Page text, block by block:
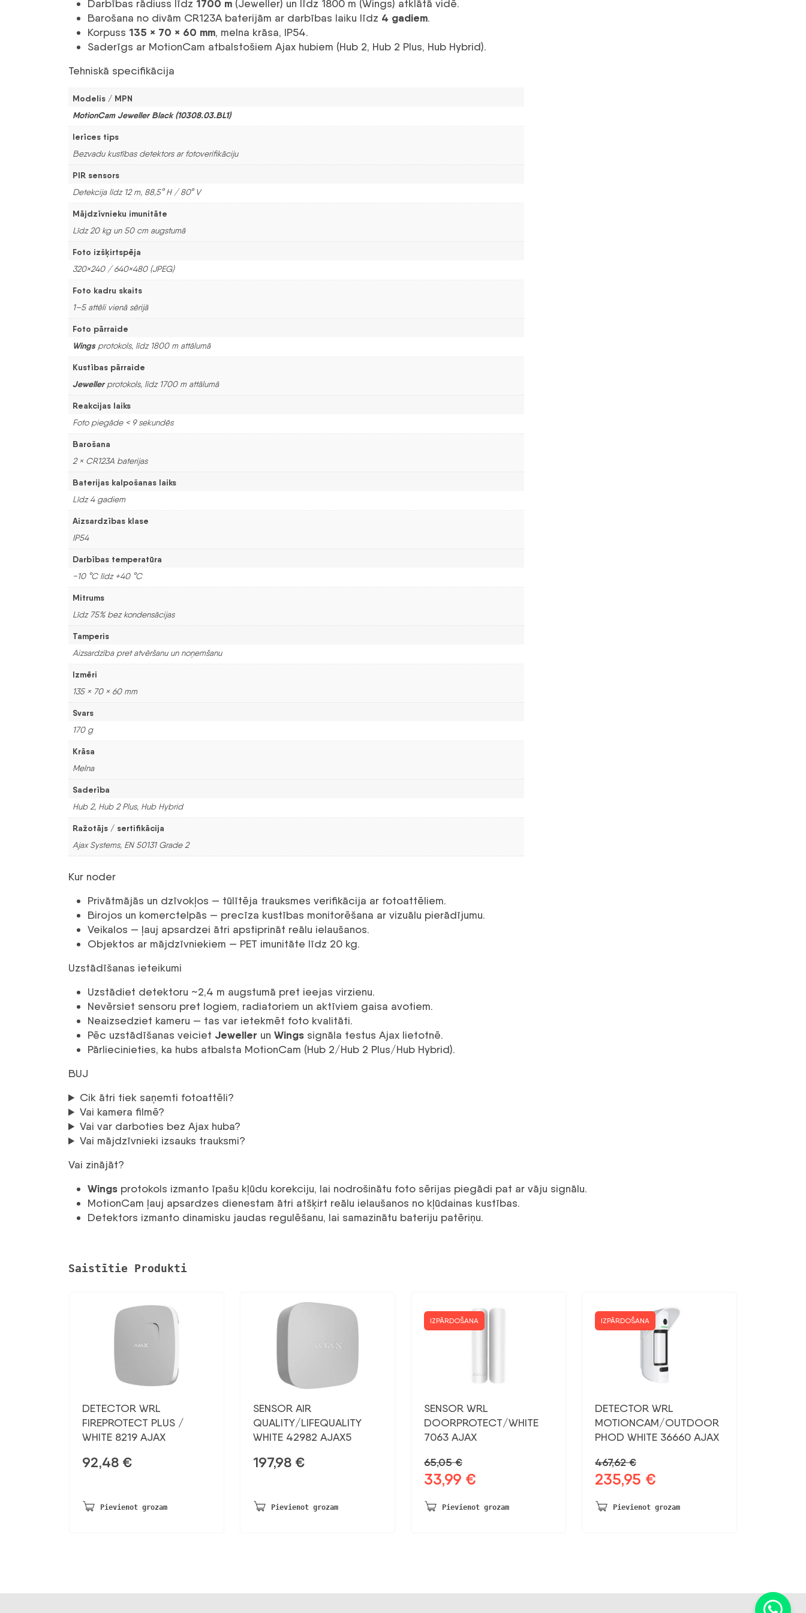
Darbības rādiuss līdz 1700 m (Jeweller) un līdz 1800 m (Wings) atklātā vidē.
Barošana no divām CR123A baterijām ar darbības laiku līdz 4 gadiem.
Korpuss 135 × 70 × 60 mm, melna krāsa, IP54.
Saderīgs ar MotionCam atbalstošiem Ajax hubiem (Hub 2, Hub 2 Plus, Hub Hybrid).
Tehniskā specifikācija
Modelis / MPN
MotionCam Jeweller Black (10308.03.BL1)
Ierīces tips
Bezvadu kustības detektors ar fotoverifikāciju
PIR sensors
Detekcija līdz 12 m, 88,5° H / 80° V
Mājdzīvnieku imunitāte
Līdz 20 kg un 50 cm augstumā
Foto izšķirtspēja
320×240 / 640×480 (JPEG)
Foto kadru skaits
1–5 attēli vienā sērijā
Foto pārraide
Wingsprotokols, līdz 1800 m attālumā
Kustības pārraide
Jewellerprotokols, līdz 1700 m attālumā
Reakcijas laiks
Foto piegāde < 9 sekundēs
Barošana
2 × CR123A baterijas
Baterijas kalpošanas laiks
Līdz 4 gadiem
Aizsardzības klase
IP54
Darbības temperatūra
−10 °C līdz +40 °C
Mitrums
Līdz 75% bez kondensācijas
Tamperis
Aizsardzība pret atvēršanu un noņemšanu
Izmēri
135 × 70 × 60 mm
Svars
170 g
Krāsa
Melna
Saderība
Hub 2, Hub 2 Plus, Hub Hybrid
Ražotājs / sertifikācija
Ajax Systems, EN 50131 Grade 2
Kur noder
Privātmājās un dzīvokļos — tūlītēja trauksmes verifikācija ar fotoattēliem.
Birojos un komerctelpās — precīza kustības monitorēšana ar vizuālu pierādījumu.
Veikalos — ļauj apsardzei ātri apstiprināt reālu ielaušanos.
Objektos ar mājdzīvniekiem — PET imunitāte līdz 20 kg.
Uzstādīšanas ieteikumi
Uzstādiet detektoru ~2,4 m augstumā pret ieejas virzienu.
Nevērsiet sensoru pret logiem, radiatoriem un aktīviem gaisa avotiem.
Neaizsedziet kameru — tas var ietekmēt foto kvalitāti.
Pēc uzstādīšanas veiciet Jeweller un Wings signāla testus Ajax lietotnē.
Pārliecinieties, ka hubs atbalsta MotionCam (Hub 2/Hub 2 Plus/Hub Hybrid).
BUJ
Cik ātri tiek saņemti fotoattēli?
Vai kamera filmē?
Vai var darboties bez Ajax huba?
Vai mājdzīvnieki izsauks trauksmi?
Vai zinājāt?
Wings protokols izmanto īpašu kļūdu korekciju, lai nodrošinātu foto sērijas piegādi pat ar vāju signālu.
MotionCam ļauj apsardzes dienestam ātri atšķirt reālu ielaušanos no kļūdainas kustības.
Detektors izmanto dinamisku jaudas regulēšanu, lai samazinātu bateriju patēriņu.
Saistītie Produkti
DETECTOR WRL
FIREPROTECT PLUS /
WHITE 8219 AJAX
92,48 €
Pievienot grozam
SENSOR AIR
QUALITY/LIFEQUALITY
WHITE 42982 AJAX5
197,98 €
Pievienot grozam
IZPĀRDOŠANA
SENSOR WRL
DOORPROTECT/WHITE
7063 AJAX
65,05€
Sākotnējā
bija:
33,99 €
ir:
Pievienot grozam
IZPĀRDOŠANA
DETECTOR WRL
MOTIONCAM/OUTDOOR
PHOD WHITE 36660 AJAX
467,62€
Sākotnējā
bija:
235,95 €
ir:
Pievienot grozam